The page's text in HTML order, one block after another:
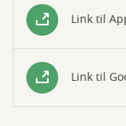
Link til
Link til